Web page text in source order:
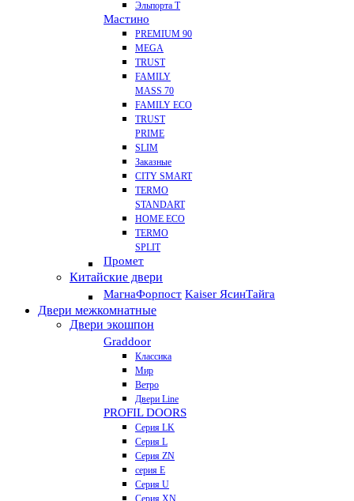
Эльпорта Т
Мастино
PREMIUM 90
MEGA
TRUST
FAMILY
MASS 70
FAMILY ECO
TRUST
PRIME
SLIM
Заказные
CITY SMART
TERMO
STANDART
HOME ECO
ТЕRМО
SPLIT
Промет
Китайские двери
МагнаФорпост Kaiser ЯсинТайга
Двери межкомнатные
Двери экошпон
Graddoor
Классика
Мир
Ветро
Двери Line
PROFIL DOORS
Серия LK
Серия L
Серия ZN
серия E
Серия U
Серия XN